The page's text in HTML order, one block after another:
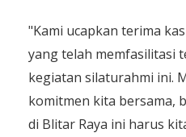
"Kami ucapkan terima
yang telah memfasilitasi
kegiatan silaturahmi ini.
komitmen kita bersama,
di Blitar Raya ini harus